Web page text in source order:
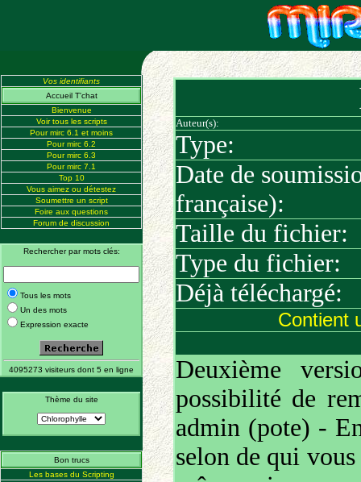
Vos identifiants
Accueil T'chat
Bienvenue
Voir tous les scripts
Pour mirc 6.1 et moins
Pour mirc 6.2
Pour mirc 6.3
Pour mirc 7.1
Top 10
Vous aimez ou détestez
Soumettre un script
Foire aux questions
Forum de discussion
Rechercher par mots clés:
Tous les mots
Un des mots
Expression exacte
4095273 visiteurs dont 5 en ligne
Thème du site
Bon trucs
Les bases du Scripting
Auteur(s):
Type:
Date de
française):
Taille du fichier:
Type du fichier:
Déjà téléchargé:
Contient
Deuxième
possibilité de
admin (pote) -
selon de qui